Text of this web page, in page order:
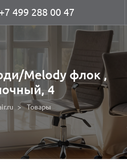
+7 499 288 00 47
Melody флок ,
4
Товары